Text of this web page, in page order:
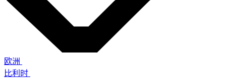
欧洲
比利时